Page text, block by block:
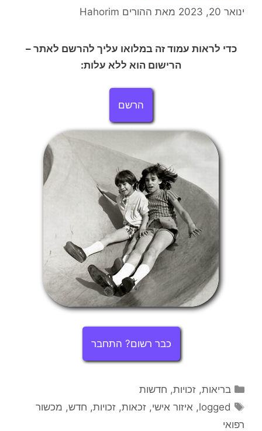
ינואר 20, 2023 מאת ההורים Hahorim
כדי לראות עמוד זה במלואו עליך להרשם לאתר –
הרישום הוא ללא עלות:
הרשם
כבר רשום? התחבר
קטגוריות
בריאות,זכויות, חדשות
תגיות
logged
, איזור אישי,זכאות,זכויות, חדש, מכשור
רפואי